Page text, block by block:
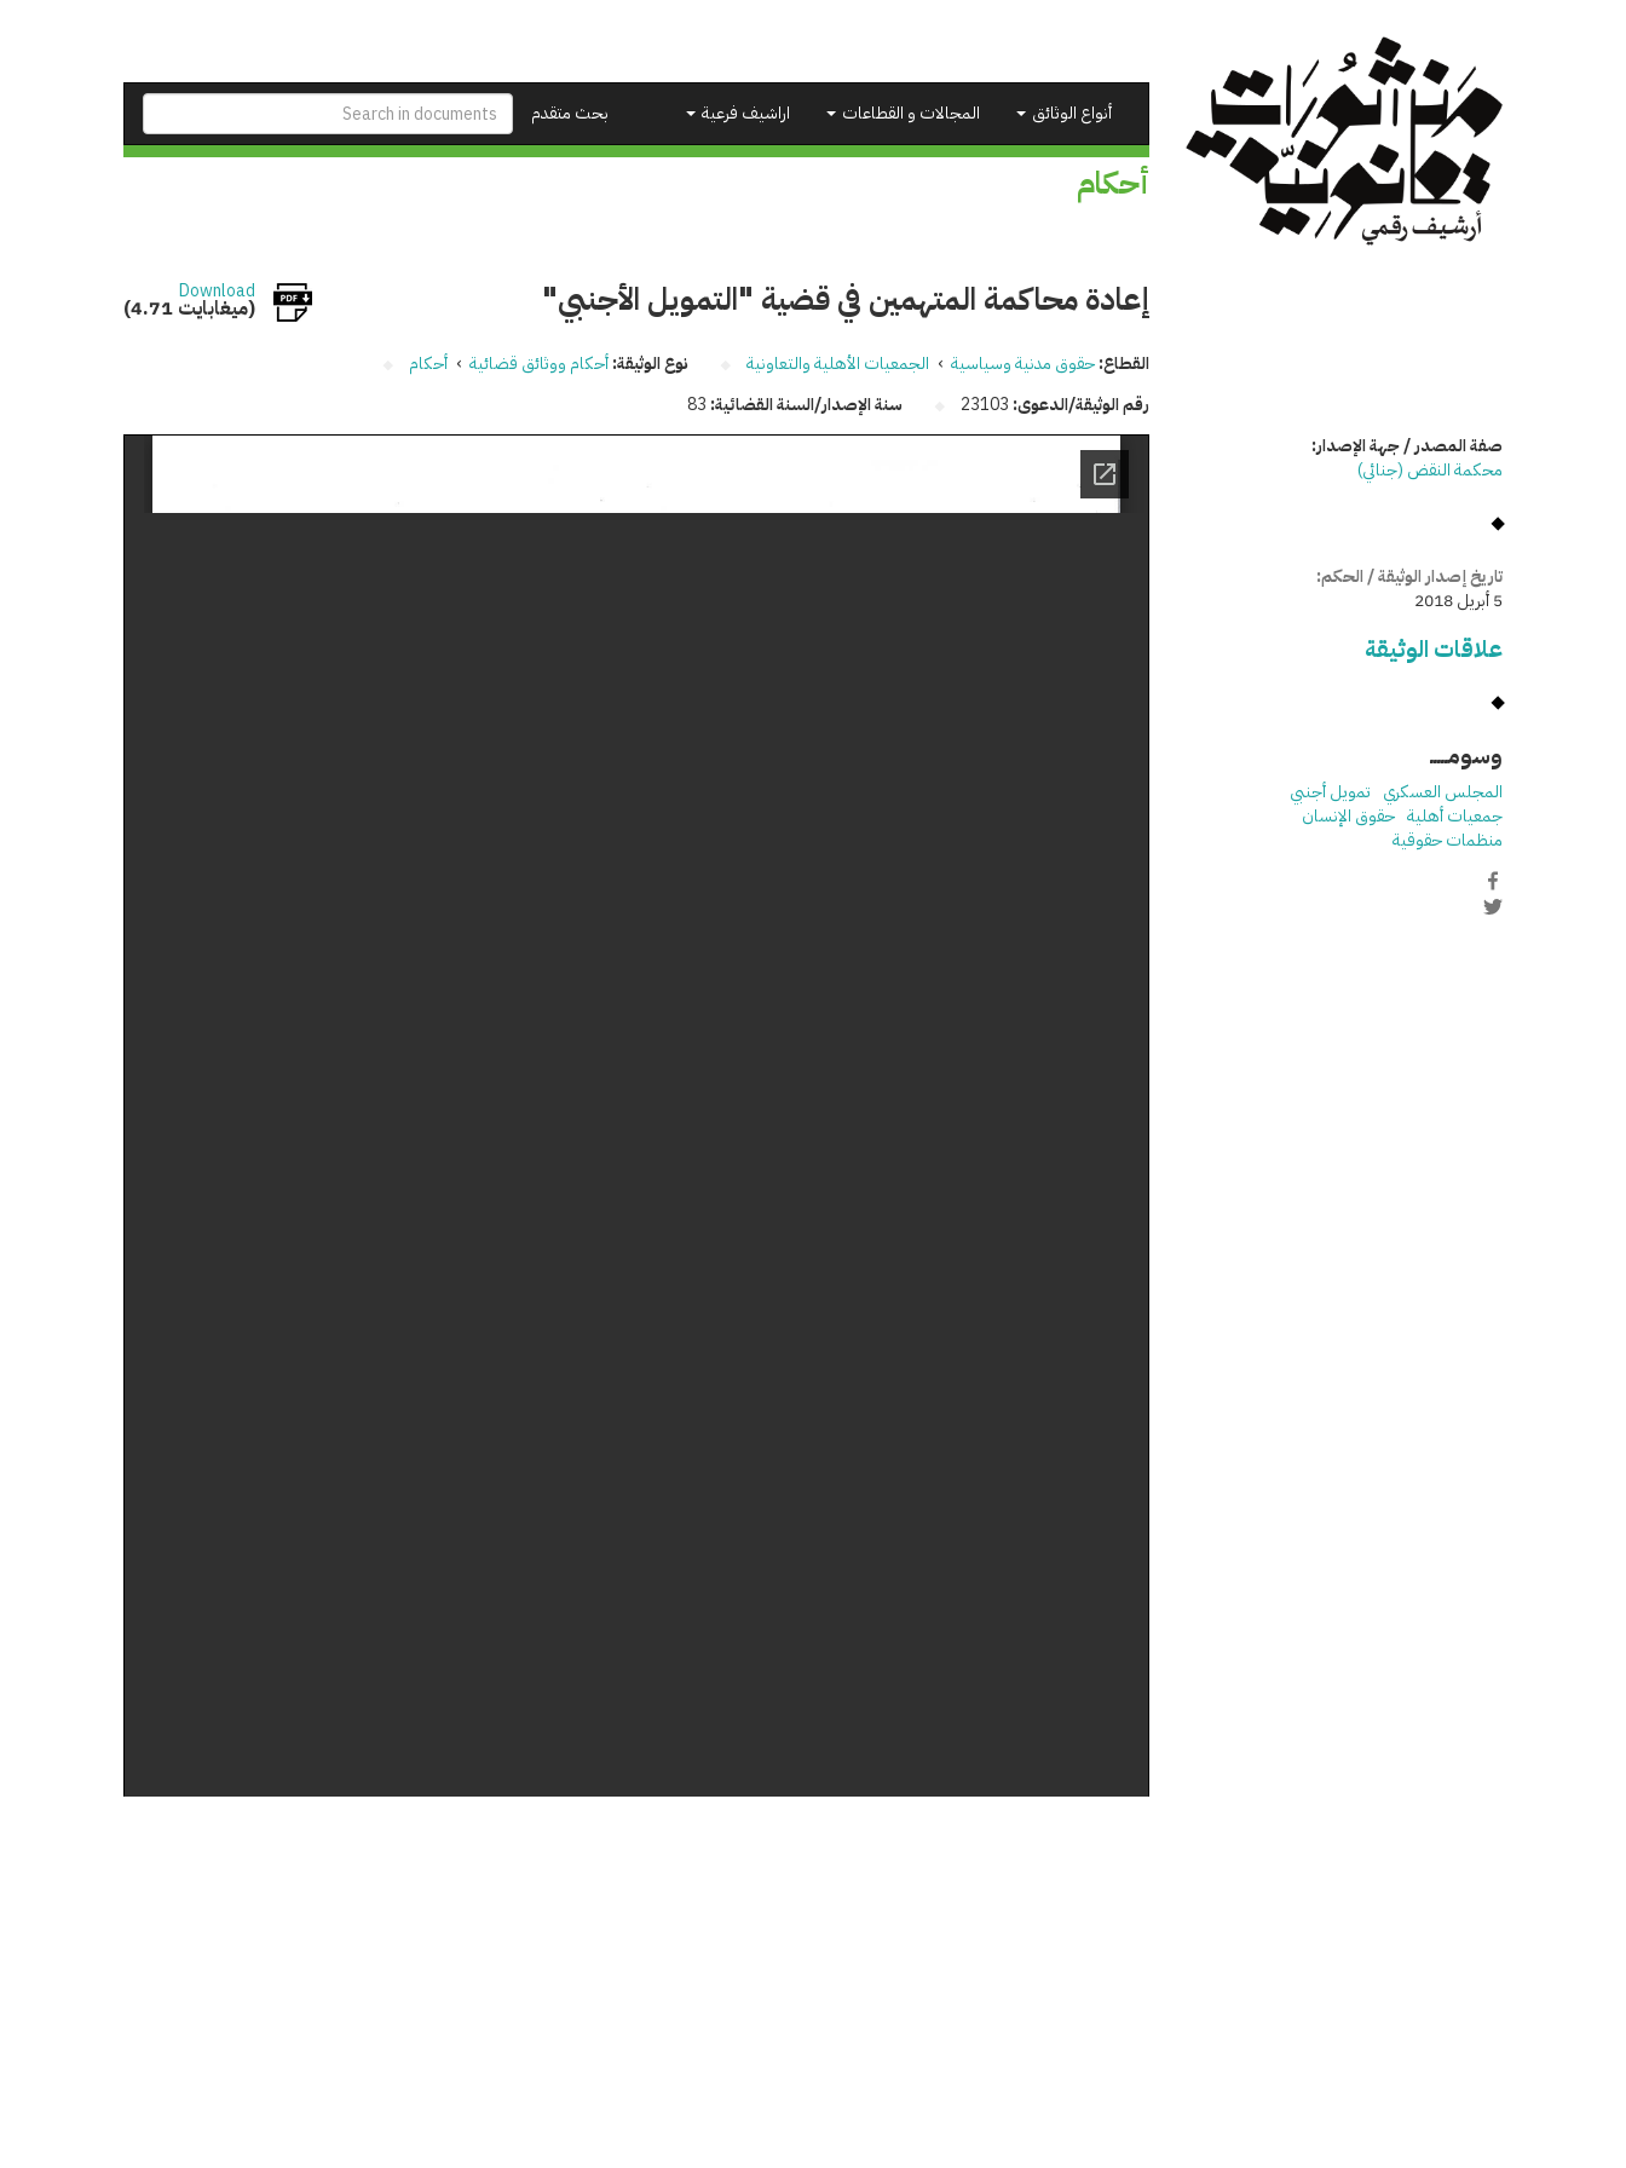
بحث متقدم
أنواع الوثائق المجالات و القطاعات اراشيف فرعية
أحكام
إعادة محاكمة المتهمين في قضية "التمويل الأجنبي" Download
(4.71 ميغابايت)
القطاع:حقوق مدنية وسياسية › الجمعيات الأهلية والتعاونية نوع الوثيقة:أحكام ووثائق قضائية › أحكام
رقم الوثيقة/الدعوى: 23103 سنة الإصدار/السنة القضائية: 83
صفة المصدر / جهة الإصدار:
محكمة النقض (جنائي)
تاريخ إصدار الوثيقة / الحكم:
5 أبريل 2018
علاقات الوثيقة
وسومـــــ
المجلس العسكري تمويل أجنبي
جمعيات أهلية حقوق الإنسان
منظمات حقوقية